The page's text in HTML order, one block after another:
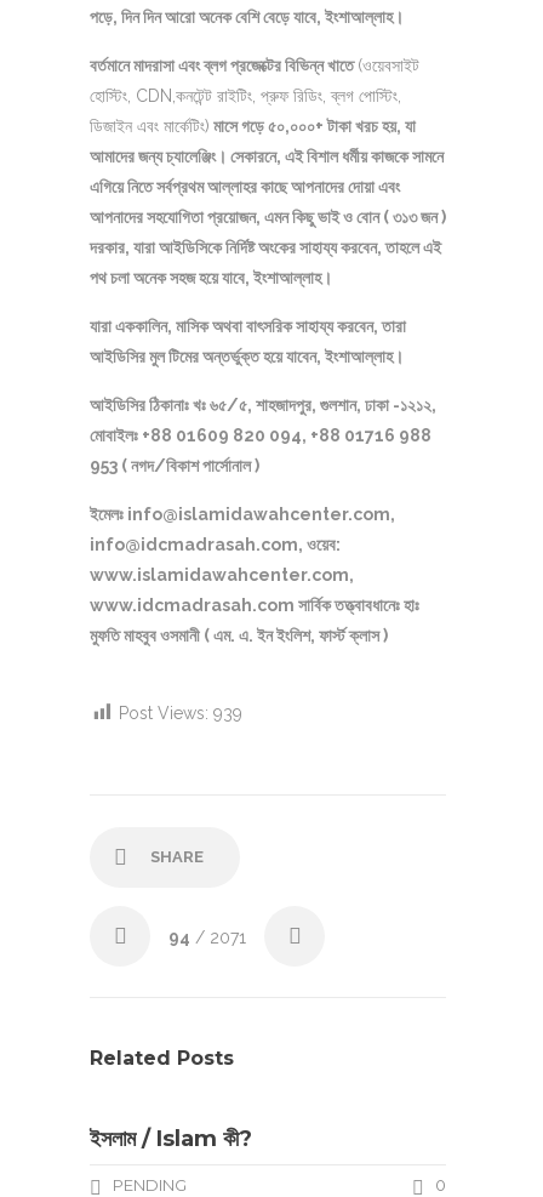
পড়ে, দিন দিন আরো অনেক বেশি বেড়ে যাবে, ইংশাআল্লাহ।
বর্তমানে মাদরাসা এবং ব্লগ প্রজেক্টের বিভিন্ন খাতে(ওয়েবসাইট
হোস্টিং, CDN,কনটেন্ট রাইটিং, প্রুফ রিডিং, ব্লগ পোস্টিং,
ডিজাইন এবং মার্কেটিং) মাসে গড়ে ৫০,০০০+ টাকা খরচ হয়, যা
আমাদের জন্য চ্যালেঞ্জিং। সেকারনে, এই বিশাল ধর্মীয় কাজকে সামনে
এগিয়ে নিতে সর্বপ্রথম আল্লাহর কাছে আপনাদের দোয়া এবং
আপনাদের সহযোগিতা প্রয়োজন, এমন কিছু ভাই ও বোন ( ৩১৩ জন )
দরকার, যারা আইডিসিকে নির্দিষ্ট অংকের সাহায্য করবেন, তাহলে এই
পথ চলা অনেক সহজ হয়ে যাবে, ইংশাআল্লাহ।
যারা এককালিন, মাসিক অথবা বাৎসরিক সাহায্য করবেন, তারা
আইডিসির মুল টিমের অন্তর্ভুক্ত হয়ে যাবেন, ইংশাআল্লাহ।
আইডিসির ঠিকানাঃ খঃ ৬৫/৫, শাহজাদপুর, গুলশান, ঢাকা -১২১২,
মোবাইলঃ +88 01609 820 094, +88 01716 988
953 ( নগদ/বিকাশ পার্সোনাল )
ইমেলঃ info@islamidawahcenter.com,
info@idcmadrasah.com, ওয়েব:
www.islamidawahcenter.com,
www.idcmadrasah.com সার্বিক তত্ত্বাবধানেঃ হাঃ
মুফতি মাহবুব ওসমানী ( এম. এ. ইন ইংলিশ, ফার্স্ট ক্লাস )
Post Views: 939
SHARE
94 / 2071
Related Posts
ইসলাম / Islam কী?
PENDING 0